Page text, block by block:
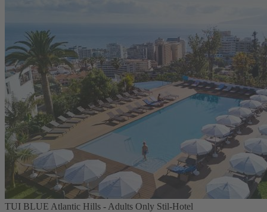
TUI BLUE Atlantic Hills - Adults Only Stil-Hotel